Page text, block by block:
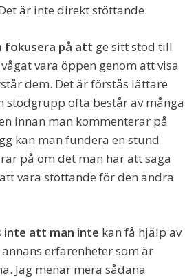
är inte direkt stöttande.
fokusera på att ge sitt stöd till
vara öppen genom att visa
dem. Det är förstås lättare
stödgrupp ofta består av många
innan man kommenterar på
kan man fundera en stund
på om det man har att säga
vara stöttande för den andra
inte att man inte kan få hjälp av
erfarenheter som är
Jag menar mera sådana